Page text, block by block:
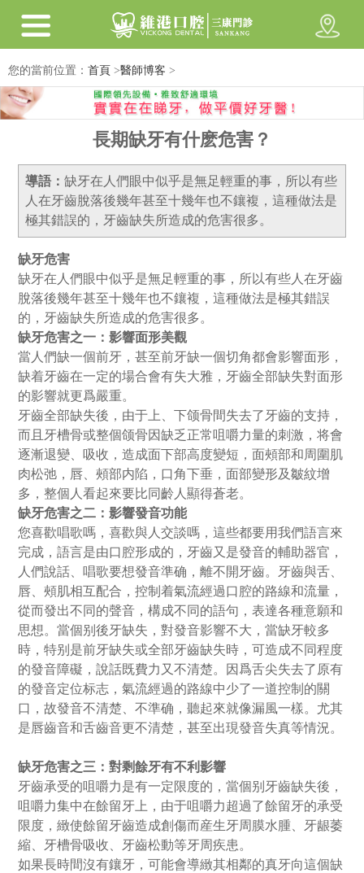
您的當前位置： 首頁 >醫師博客 >
長期缺牙有什麽危害？
導語：缺牙在人們眼中似乎是無足輕重的事，所以有些
人在牙齒脫落後幾年甚至十幾年也不鑲複，這種做法是
極其錯誤的，牙齒缺失所造成的危害很多。
缺牙危害
缺牙在人們眼中似乎是無足輕重的事，所以有些人在牙齒
脫落後幾年甚至十幾年也不鑲複，這種做法是極其錯誤
的，牙齒缺失所造成的危害很多。
缺牙危害之一：影響面形美觀
當人們缺一個前牙，甚至前牙缺一個切角都會影響面形，
缺着牙齒在一定的場合會有失大雅，牙齒全部缺失對面形
的影響就更爲嚴重。
牙齒全部缺失後，由于上、下颌骨間失去了牙齒的支持，
而且牙槽骨或整個颌骨因缺乏正常咀嚼力量的刺激，将會
逐漸退變、吸收，造成面下部高度變短，面頰部和周圍肌
肉松弛，唇、頰部内陷，口角下垂，面部變形及皺紋增
多，整個人看起來要比同齡人顯得蒼老。
缺牙危害之二：影響發音功能
您喜歡唱歌嗎，喜歡與人交談嗎，這些都要用我們語言來
完成，語言是由口腔形成的，牙齒又是發音的輔助器官，
人們說話、唱歌要想發音準确，離不開牙齒。牙齒與舌、
唇、頰肌相互配合，控制着氣流經過口腔的路線和流量，
從而發出不同的聲音，構成不同的語句，表達各種意願和
思想。當個别後牙缺失，對發音影響不大，當缺牙較多
時，特别是前牙缺失或全部牙齒缺失時，可造成不同程度
的發音障礙，說話既費力又不清楚。因爲舌尖失去了原有
的發音定位标志，氣流經過的路線中少了一道控制的關
口，故發音不清楚、不準确，聽起來就像漏風一樣。尤其
是唇齒音和舌齒音更不清楚，甚至出現發音失真等情況。
缺牙危害之三：對剩餘牙有不利影響
牙齒承受的咀嚼力是有一定限度的，當個别牙齒缺失後，
咀嚼力集中在餘留牙上，由于咀嚼力超過了餘留牙的承受
限度，緻使餘留牙齒造成創傷而産生牙周膜水腫、牙龈萎
縮、牙槽骨吸收、牙齒松動等牙周疾患。
如果長時間沒有鑲牙，可能會導緻其相鄰的真牙向這個缺